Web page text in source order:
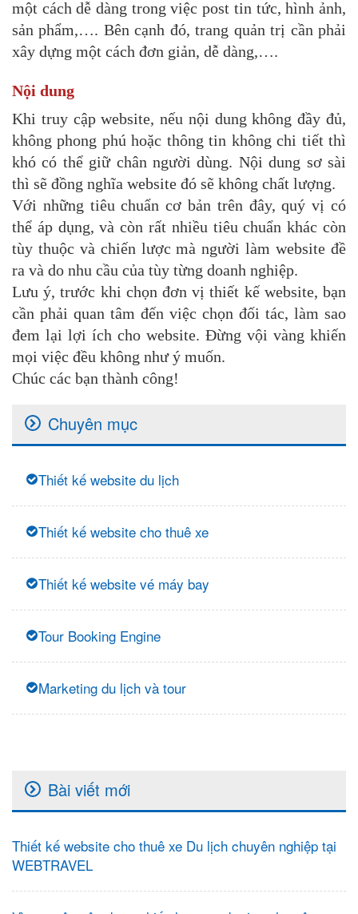
một cách dễ dàng trong việc post tin tức, hình ảnh,
sản phẩm,…. Bên cạnh đó, trang quản trị cần phải
xây dựng một cách đơn giản, dễ dàng,….
Nội dung
Khi truy cập website, nếu nội dung không đầy đủ,
không phong phú hoặc thông tin không chi tiết thì
khó có thể giữ chân người dùng. Nội dung sơ sài
thì sẽ đồng nghĩa website đó sẽ không chất lượng.
Với những tiêu chuẩn cơ bản trên đây, quý vị có
thể áp dụng, và còn rất nhiều tiêu chuẩn khác còn
tùy thuộc và chiến lược mà người làm website đề
ra và do nhu cầu của tùy từng doanh nghiệp.
Lưu ý, trước khi chọn đơn vị thiết kế website, bạn
cần phải quan tâm đến việc chọn đối tác, làm sao
đem lại lợi ích cho website. Đừng vội vàng khiến
mọi việc đều không như ý muốn.
Chúc các bạn thành công!
Chuyên mục
Thiết kế website du lịch
Thiết kế website cho thuê xe
Thiết kế website vé máy bay
Tour Booking Engine
Marketing du lịch và tour
Bài viết mới
Thiết kế website cho thuê xe Du lịch chuyên nghiệp tại
WEBTRAVEL